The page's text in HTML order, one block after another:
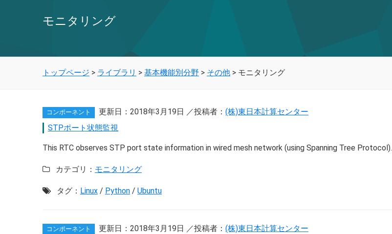
モニタリング
トップページ > ライブラリ > 基本機能別分野 > その他 > モニタリング
コンポーネント 更新日： 2018年3月19日 ／投稿者： (株)東日本計算センター
STPポート状態監視
This RTC observes STP port state information in wired mesh network (using Spanning Tree Protocol).
カテゴリ： モニタリング
タグ： Linux / Python / Ubuntu
コンポーネント 更新日： 2018年3月19日 ／投稿者： (株)東日本計算センター